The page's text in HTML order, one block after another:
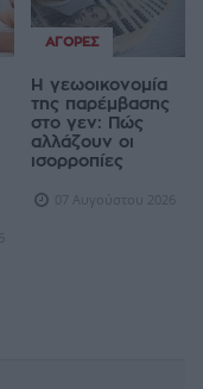
ΑΓΟΡΈΣ
Η γεωοικονομία
της παρέμβασης
στο γεν: Πώς
αλλάζουν οι
ισορροπίες
07 Αυγούστου 2026